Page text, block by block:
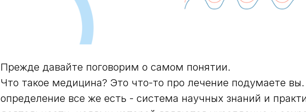
Прежде давайте поговорим о самом понятии.
Что такое медицина? Это что-то про лечение подумаете
определение все же есть - система научных знаний и